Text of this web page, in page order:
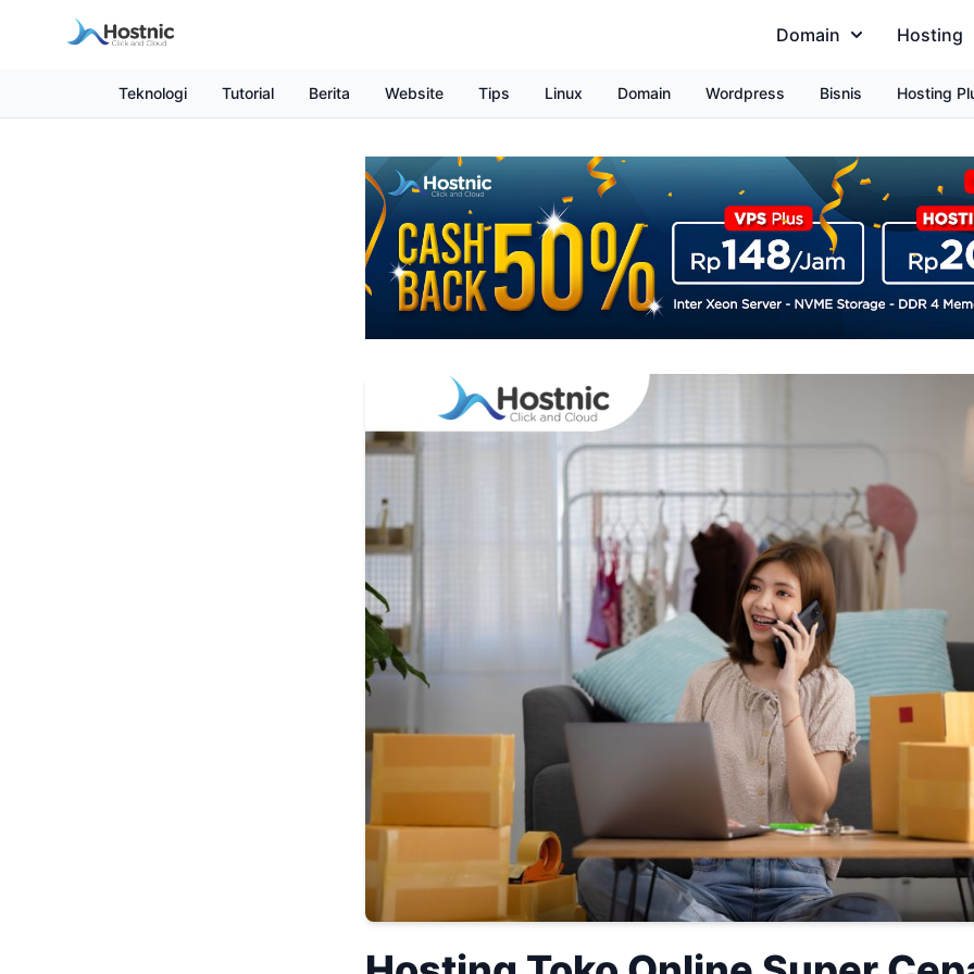
Domain Hosting
Teknologi Tutorial Berita Website Tips Linux Domain Wordpress Bisnis Hosting